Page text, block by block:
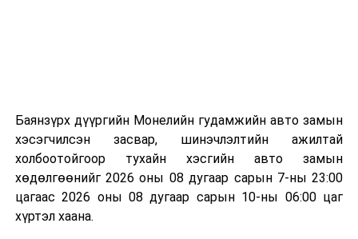
болон дулааны эрчим хүч үйлдвэрлэхэд ашиглаж
болдог. Зарим технологийн хувьд шаталтын дараа
үлдэх үнснээс фосфор зэрэг ашигт эрдсийг сэргээн
авах боломжтой аж.
Баянзүрх дүүргийн Монелийн гудамжийн авто замын
хэсэгчилсэн засвар, шинэчлэлтийн ажилтай
холбоотойгоор тухайн хэсгийн авто замын
хөдөлгөөнийг 2026 оны 08 дугаар сарын 7-ны 23:00
цагаас 2026 оны 08 дугаар сарын 10-ны 06:00 цаг
хүртэл хаана.